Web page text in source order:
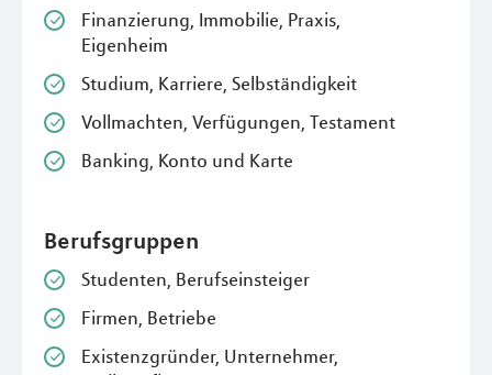
Finanzierung, Immobilie, Praxis,
Eigenheim
Studium, Karriere, Selbständigkeit
Vollmachten, Verfügungen, Testament
Banking, Konto und Karte
Berufsgruppen
Studenten, Berufseinsteiger
Firmen, Betriebe
Existenzgründer, Unternehmer,